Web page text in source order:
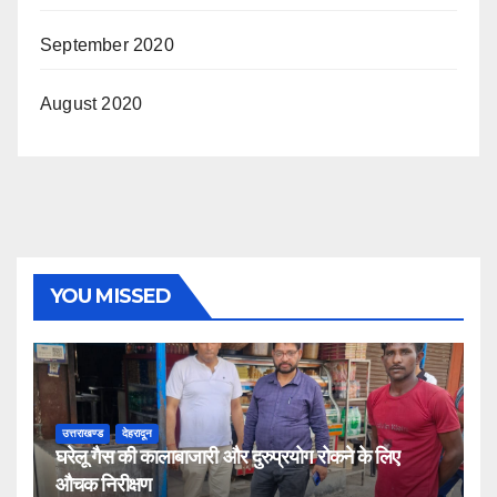
September 2020
August 2020
YOU MISSED
उत्तराखण्ड देहरादून
घरेलू गैस की कालाबाजारी और दुरुप्रयोग रोकने के लिए
औचक निरीक्षण